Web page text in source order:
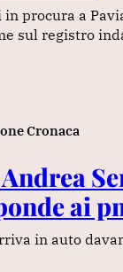
procura a
sul registro
Cronaca
ai
in auto